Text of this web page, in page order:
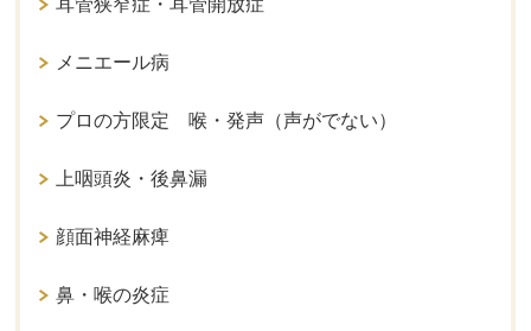
耳管狭窄症・耳管開放症
メニエール病
プロの方限定 喉・発声（声がでない）
上咽頭炎・後鼻漏
顔面神経麻痺
鼻・喉の炎症